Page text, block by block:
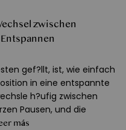
zwischen
gef?llt, ist, wie einfach
in eine entspannte
h?ufig zwischen
Pausen, und die
más